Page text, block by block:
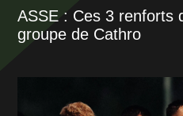
ASSE : Ces 3 renforts
groupe de Cathro